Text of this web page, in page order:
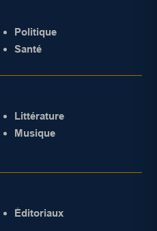
Politique
Santé
Littérature
Musique
Éditoriaux